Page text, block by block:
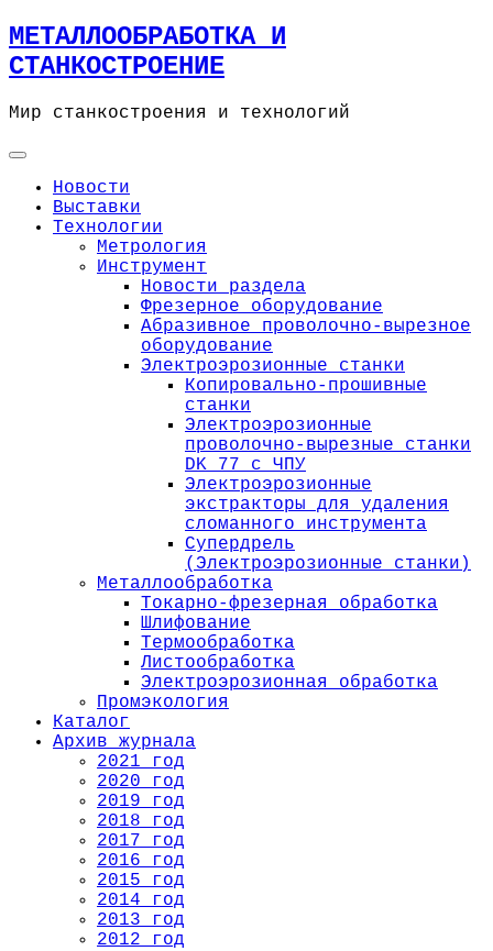
Skip
to
content
МЕТАЛЛООБРАБОТКА И
СТАНКОСТРОЕНИЕ
Мир станкостроения и технологий
Новости
Выставки
Технологии
Метрология
Инструмент
Новости раздела
Фрезерное оборудование
Абразивное проволочно-вырезное
оборудование
Электроэрозионные станки
Копировально-прошивные
станки
Электроэрозионные
проволочно-вырезные станки
DK 77 с ЧПУ
Электроэрозионные
экстракторы для удаления
сломанного инструмента
Супердрель
(Электроэрозионные станки)
Металлообработка
Токарно-фрезерная обработка
Шлифование
Термообработка
Листообработка
Электроэрозионная обработка
Промэкология
Каталог
Архив журнала
2021 год
2020 год
2019 год
2018 год
2017 год
2016 год
2015 год
2014 год
2013 год
2012 год